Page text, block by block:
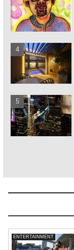
ENTERTAINMENT